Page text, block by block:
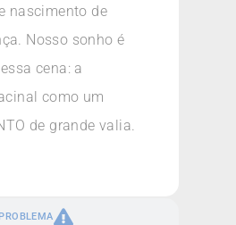
PROBLEMA
nascimento de
Nosso sonho é
cena: a
como um
de grande valia.